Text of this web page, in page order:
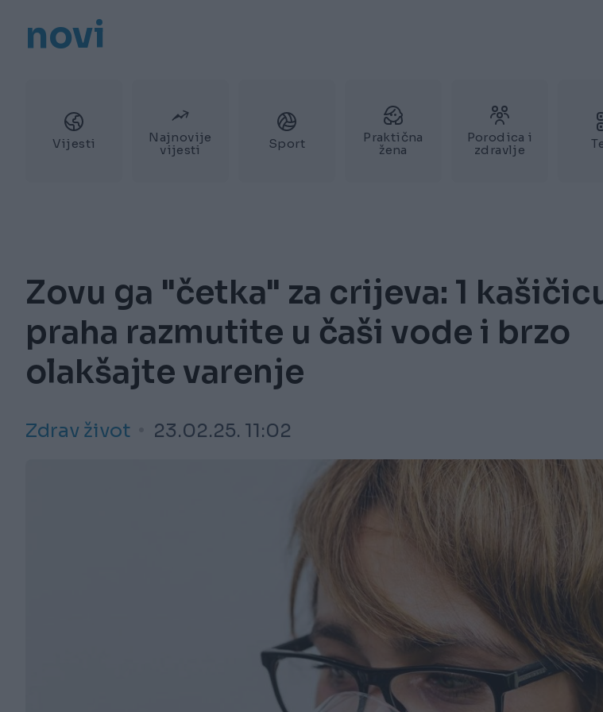
novi
Vijesti
Najnovije
vijesti
Sport
Praktična
žena
Porodica i
zdravlje
Zovu ga "četka" za crijeva: 1
praha razmutite u čaši vode i brzo
olakšajte varenje
Zdrav život 23.02.25. 11:02